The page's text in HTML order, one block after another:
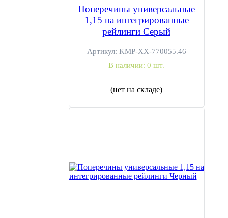
Объем в упаковке: 0,05 м3
Инструкции и документы
Паспорт изделия
Поперечины универсальные
1,15 на интегрированные
рейлинги Серый
Артикул: KMP-ХХ-770055.46
В наличии: 0 шт.
(нет на складе)